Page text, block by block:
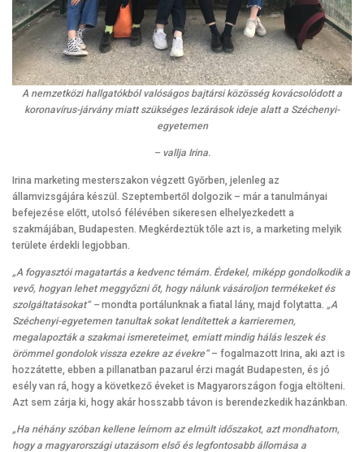
A nemzetközi hallgatókból valóságos bajtársi közösség kovácsolódott a
koronavírus-járvány miatt szükséges lezárások ideje alatt a Széchenyi-
egyetemen
– vallja Irina.
Irina marketing mesterszakon végzett Győrben, jelenleg az
államvizsgájára készül. Szeptembertől dolgozik – már a tanulmányai
befejezése előtt, utolsó félévében sikeresen elhelyezkedett a
szakmájában, Budapesten. Megkérdeztük tőle azt is, a marketing melyik
területe érdekli legjobban.
„A fogyasztói magatartás a kedvenc témám. Érdekel, miképp gondolkodik a
vevő, hogyan lehet meggyőzni őt, hogy nálunk vásároljon termékeket és
szolgáltatásokat” – mondta portálunknak a fiatal lány, majd folytatta. „A
Széchenyi-egyetemen tanultak sokat lendítettek a karrieremen,
megalapozták a szakmai ismereteimet, emiatt mindig hálás leszek és
örömmel gondolok vissza ezekre az évekre”– fogalmazott Irina, aki azt is
hozzátette, ebben a pillanatban pazarul érzi magát Budapesten, és jó
esély van rá, hogy a következő éveket is Magyarországon fogja eltölteni.
Azt sem zárja ki, hogy akár hosszabb távon is berendezkedik hazánkban.
„Ha néhány szóban kellene leírnom az elmúlt időszakot, azt mondhatom,
hogy a magyarországi utazásom első és legfontosabb állomása a